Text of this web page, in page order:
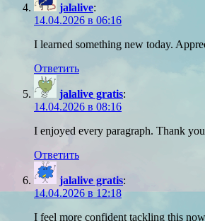
jalalive:
14.04.2026 в 06:16
I learned something new today.
Ответить
jalalive gratis:
14.04.2026 в 08:16
I enjoyed every paragraph. Thank
Ответить
jalalive gratis:
14.04.2026 в 12:18
I feel more confident tackling this